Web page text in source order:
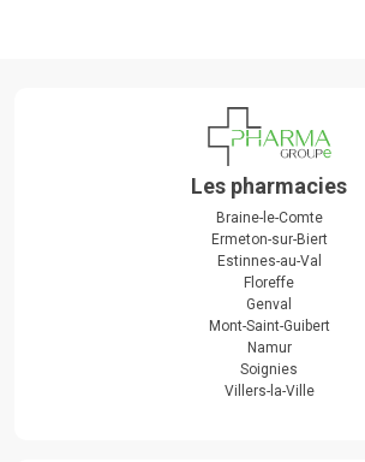
Les pharmacies
Braine-le-Comte
Ermeton-sur-Biert
Estinnes-au-Val
Floreffe
Genval
Mont-Saint-Guibert
Namur
Soignies
Villers-la-Ville